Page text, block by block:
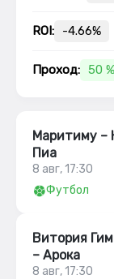
ROI: -4.66%
Проход: 50 %
Маритиму –
Пиа
8 авг, 17:30
Футбол
Витория
– Арока
8 авг, 17:30